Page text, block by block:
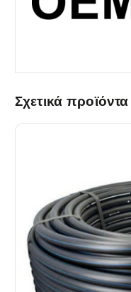
Σχετικά προϊόντα